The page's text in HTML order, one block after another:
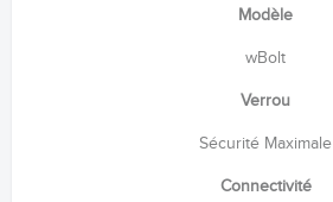
Modèle
wBolt
Verrou
Sécurité Maximale
Connectivité